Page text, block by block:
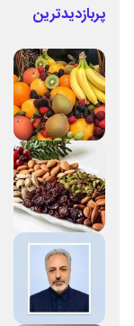
پربازدیدترین